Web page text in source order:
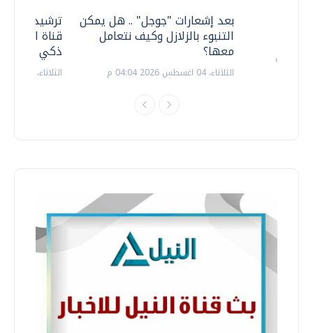
ترشيدا
قناة
ذكي
الثلاثاء، 14 يوليو 2026 06:11 م
بعد إشعارات "جوجل" .. هل يمكن
التنبوء بالزلازل وكيف نتعامل
معها؟
الثلاثاء، 04 اغسطس 2026 04:04 م